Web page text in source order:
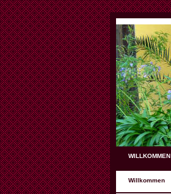
WILLKOMMEN
Willkommen